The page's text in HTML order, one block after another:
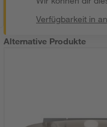
Verfügbarkeit in
Alternative Produkte